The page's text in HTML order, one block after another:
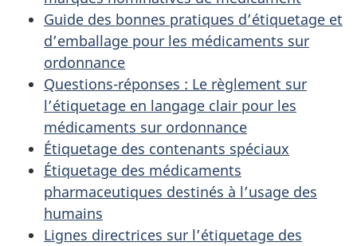
Guide des bonnes pratiques d’étiquetage et
d’emballage pour les médicaments sur
ordonnance
Questions-réponses : Le règlement sur
l’étiquetage en langage clair pour les
médicaments sur ordonnance
Étiquetage des contenants spéciaux
Étiquetage des médicaments
pharmaceutiques destinés à l’usage des
humains
Lignes directrices sur l’étiquetage des